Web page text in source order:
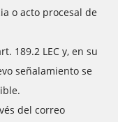
o acto procesal de
189.2 LEC y, en su
señalamiento se
del correo